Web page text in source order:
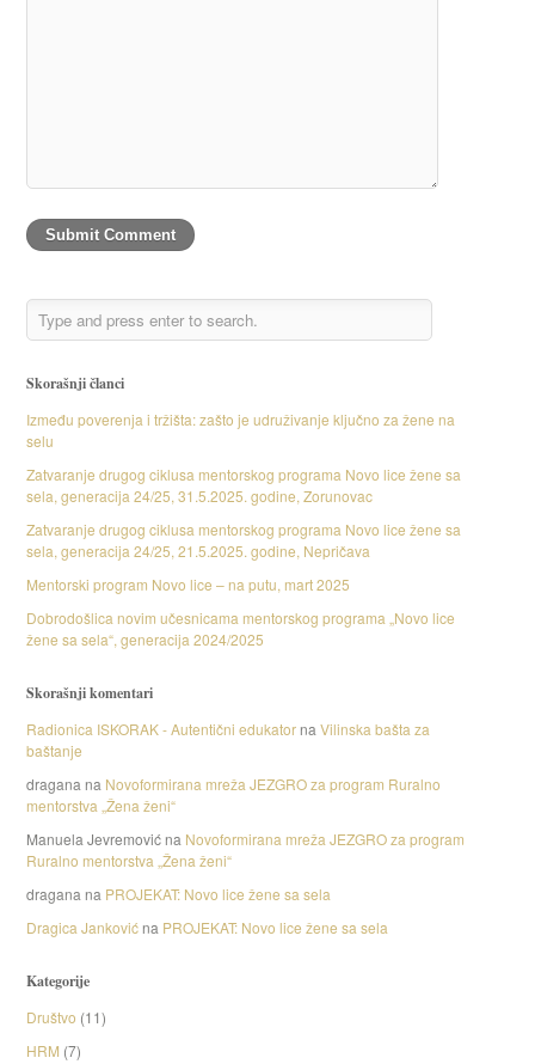
Skorašnji članci
Između poverenja i tržišta: zašto je udruživanje ključno za žene na
selu
Zatvaranje drugog ciklusa mentorskog programa Novo lice žene sa
sela, generacija 24/25, 31.5.2025. godine, Zorunovac
Zatvaranje drugog ciklusa mentorskog programa Novo lice žene sa
sela, generacija 24/25, 21.5.2025. godine, Nepričava
Mentorski program Novo lice – na putu, mart 2025
Dobrodošlica novim učesnicama mentorskog programa „Novo lice
žene sa sela“, generacija 2024/2025
Skorašnji komentari
Radionica ISKORAK - Autentični edukatorna Vilinska bašta za
baštanje
dragana na Novoformirana mreža JEZGRO za program Ruralno
mentorstva „Žena ženi“
Manuela Jevremovićna Novoformirana mreža JEZGRO za program
Ruralno mentorstva „Žena ženi“
dragana na PROJEKAT: Novo lice žene sa sela
Dragica Jankovićna PROJEKAT: Novo lice žene sa sela
Kategorije
Društvo (11)
HRM (7)